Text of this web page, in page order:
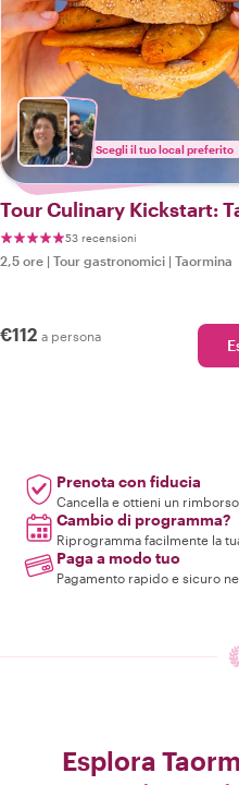
Scegli il tuo local preferito
Tour Culinary Kickstart:
53 recensioni
2,5 ore | Tour gastronomici | Taormina
€112 a persona
Prenota con fiducia
Cancella e ottieni un
Cambio di programma?
Riprogramma facilmente la
Paga a modo tuo
Pagamento rapido e sicuro
Esplora